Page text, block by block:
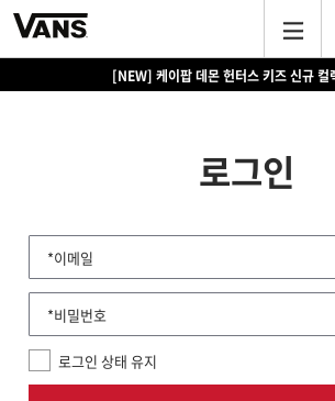
[NEW] 케이팝 데몬 헌터스 키즈 신규 컬
로그인
*이메일
*비밀번호
로그인 상태 유지